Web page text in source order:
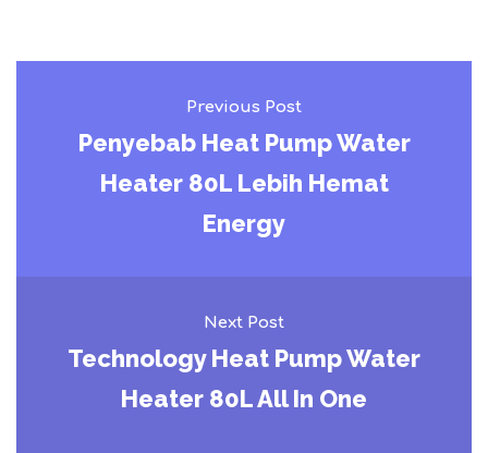
Previous Post
Penyebab Heat Pump Water
Heater 80L Lebih Hemat
Energy
Next Post
Technology Heat Pump Water
Heater 80L All In One